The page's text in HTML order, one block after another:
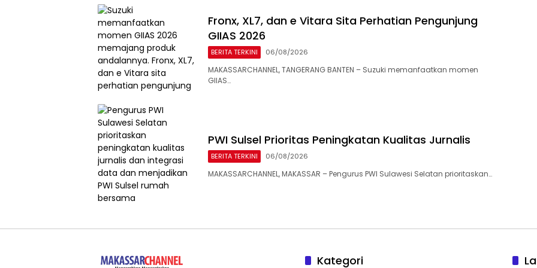
Fronx, XL7, dan e Vitara Sita Perhatian Pengunjung
GIIAS 2026
BERITA TERKINI 06/08/2026
MAKASSARCHANNEL, TANGERANG BANTEN – Suzuki memanfaatkan momen
GIIAS…
PWI Sulsel Prioritas Peningkatan Kualitas Jurnalis
BERITA TERKINI 06/08/2026
MAKASSARCHANNEL, MAKASSAR – Pengurus PWI Sulawesi Selatan prioritaskan…
Kategori